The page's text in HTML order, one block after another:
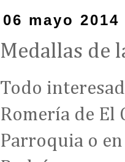
06 mayo 2014
Medallas de
Todo
Romería de El
Parroquia o